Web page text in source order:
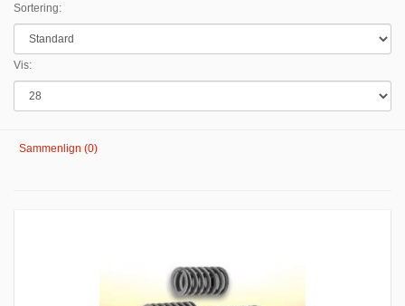
Sortering:
Vis:
Sammenlign (0)